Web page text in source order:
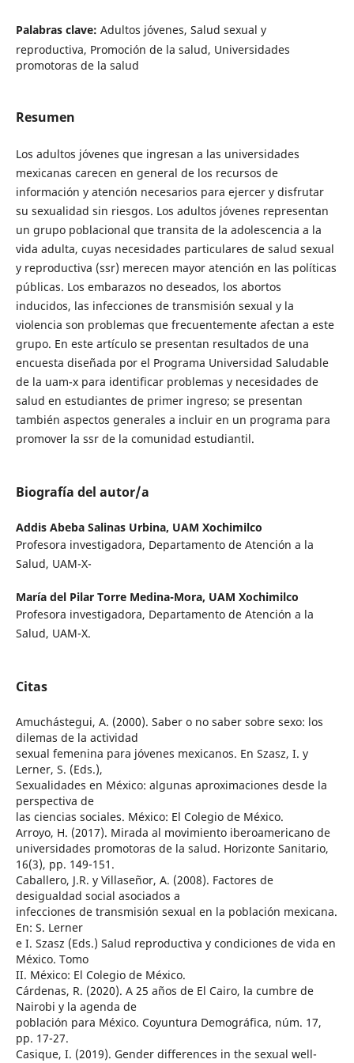
Palabras clave: Adultos jóvenes, Salud sexual y
reproductiva, Promoción de la salud, Universidades
promotoras de la salud
Resumen
Los adultos jóvenes que ingresan a las universidades
mexicanas carecen en general de los recursos de
información y atención necesarios para ejercer y disfrutar
su sexualidad sin riesgos. Los adultos jóvenes representan
un grupo poblacional que transita de la adolescencia a la
vida adulta, cuyas necesidades particulares de salud sexual
y reproductiva (ssr) merecen mayor atención en las políticas
públicas. Los embarazos no deseados, los abortos
inducidos, las infecciones de transmisión sexual y la
violencia son problemas que frecuentemente afectan a este
grupo. En este artículo se presentan resultados de una
encuesta diseñada por el Programa Universidad Saludable
de la uam-x para identificar problemas y necesidades de
salud en estudiantes de primer ingreso; se presentan
también aspectos generales a incluir en un programa para
promover la ssr de la comunidad estudiantil.
Biografía del autor/a
Addis Abeba Salinas Urbina, UAM Xochimilco
Profesora investigadora, Departamento de Atención a la
Salud, UAM-X-
María del Pilar Torre Medina-Mora, UAM Xochimilco
Profesora investigadora, Departamento de Atención a la
Salud, UAM-X.
Citas
Amuchástegui, A. (2000). Saber o no saber sobre sexo: los
dilemas de la actividad
sexual femenina para jóvenes mexicanos. En Szasz, I. y
Lerner, S. (Eds.),
Sexualidades en México: algunas aproximaciones desde la
perspectiva de
las ciencias sociales. México: El Colegio de México.
Arroyo, H. (2017). Mirada al movimiento iberoamericano de
universidades promotoras de la salud. Horizonte Sanitario,
16(3), pp. 149-151.
Caballero, J.R. y Villaseñor, A. (2008). Factores de
desigualdad social asociados a
infecciones de transmisión sexual en la población mexicana.
En: S. Lerner
e I. Szasz (Eds.) Salud reproductiva y condiciones de vida en
México. Tomo
II. México: El Colegio de México.
Cárdenas, R. (2020). A 25 años de El Cairo, la cumbre de
Nairobi y la agenda de
población para México. Coyuntura Demográfica, núm. 17,
pp. 17-27.
Casique, I. (2019). Gender differences in the sexual well-